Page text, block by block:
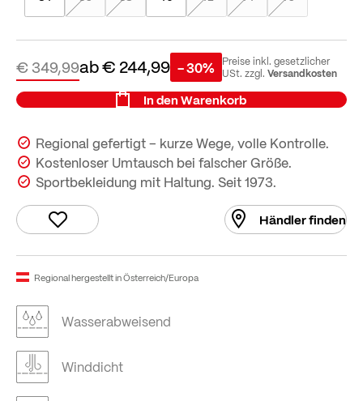
ab€ 244,99
€ 349,99 - 30% Preise inkl. gesetzlicher
USt. zzgl. Versandkosten
In den Warenkorb
Regional gefertigt – kurze Wege, volle Kontrolle.
Kostenloser Umtausch bei falscher Größe.
Sportbekleidung mit Haltung. Seit 1973.
Händler finden
Regional hergestellt in Österreich/Europa
Wasserabweisend
Winddicht